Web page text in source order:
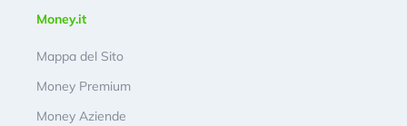
Money.it
Mappa del Sito
Money Premium
Money Aziende